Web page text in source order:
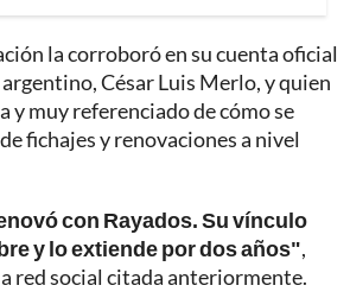
la corroboró en su cuenta oficial
César Luis Merlo, y quien
y muy referenciado de cómo se
fichajes y renovaciones a nivel
con Rayados. Su vínculo
y lo extiende por dos años",
red social citada anteriormente.